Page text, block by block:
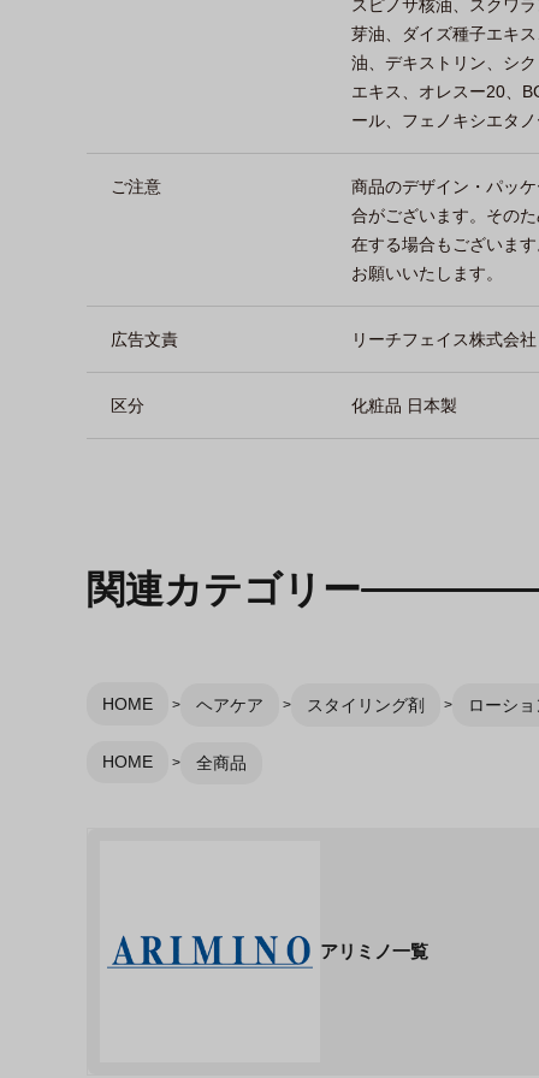
スピノサ核油、スクワ
芽油、ダイズ種子エキ
油、デキストリン、シ
エキス、オレスー20、
ール、フェノキシエタ
ご注意
商品のデザイン・パッ
合がございます。その
在する場合もございま
お願いいたします。
広告文責 リーチフェイス株式会
区分 化粧品 日本製
関連カテゴリー
HOME ヘアケア スタイリング剤 ローショ
HOME 全商品
アリミノ一覧